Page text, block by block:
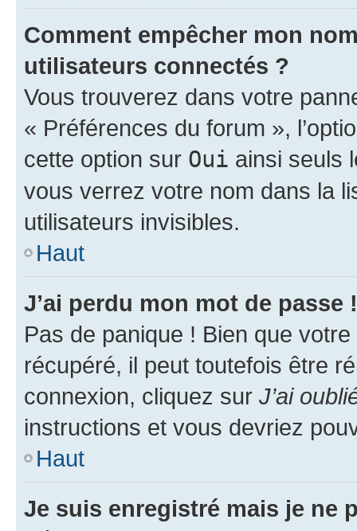
Comment empêcher mon
utilisateurs connectés ?
Vous trouverez dans votre
« Préférences du forum »,
cette option sur Oui ainsi seuls
vous verrez votre nom dans la
utilisateurs invisibles.
Haut
J’ai perdu mon mot de passe !
Pas de panique ! Bien que
récupéré, il peut toutefois être
connexion, cliquez sur J’ai
instructions et vous devriez
Haut
Je suis enregistré mais je ne